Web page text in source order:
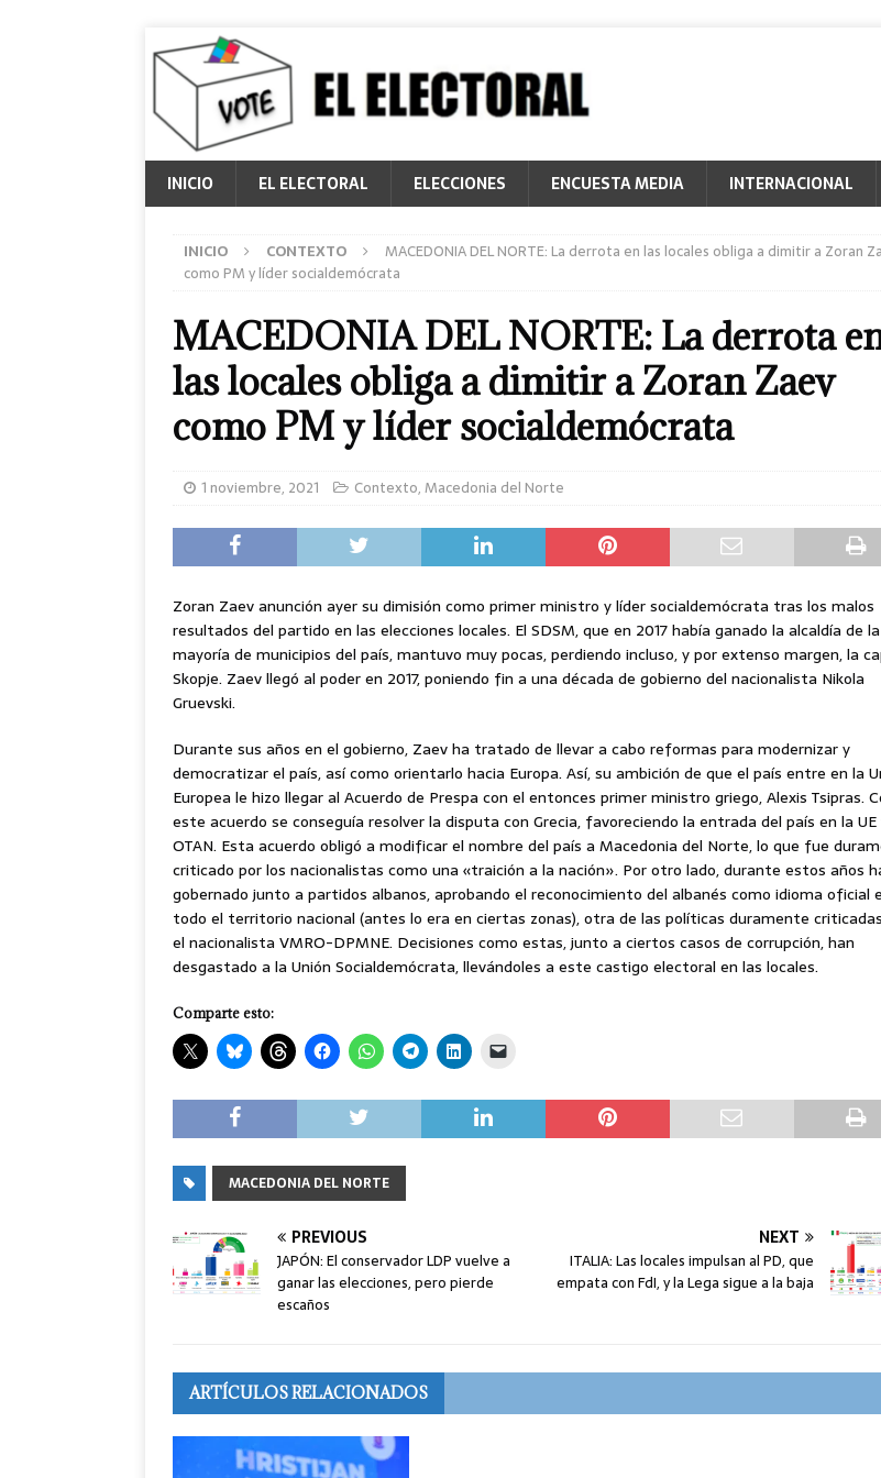
INICIO EL ELECTORAL ELECCIONES ENCUESTA MEDIA INTERNACIONAL
INICIO CONTEXTO
MACEDONIA DEL NORTE: La derrota en las locales obliga a dimitir a Zoran
como PM y líder socialdemócrata
MACEDONIA DEL NORTE: La derrota
las locales obliga a dimitir a Zoran Zaev
como PM y líder socialdemócrata
1 noviembre, 2021 Contexto,Macedonia del Norte
Zoran Zaev anunción ayer su dimisión como primer ministro y líder socialdemócrata tras los malos
resultados del partido en las elecciones locales. El SDSM, que en 2017 había ganado la alcaldía de la
mayoría de municipios del país, mantuvo muy pocas, perdiendo incluso, y por extenso margen, la
Skopje. Zaev llegó al poder en 2017, poniendo fin a una década de gobierno del nacionalista Nikola
Gruevski.
Durante sus años en el gobierno, Zaev ha tratado de llevar a cabo reformas para modernizar y
democratizar el país, así como orientarlo hacia Europa. Así, su ambición de que el país entre en la
Europea le hizo llegar al Acuerdo de Prespa con el entonces primer ministro griego, Alexis Tsipras.
este acuerdo se conseguía resolver la disputa con Grecia, favoreciendo la entrada del país en la UE
OTAN. Esta acuerdo obligó a modificar el nombre del país a Macedonia del Norte, lo que fue
criticado por los nacionalistas como una «traición a la nación». Por otro lado, durante estos años
gobernado junto a partidos albanos, aprobando el reconocimiento del albanés como idioma oficial
todo el territorio nacional (antes lo era en ciertas zonas), otra de las políticas duramente
el nacionalista VMRO-DPMNE. Decisiones como estas, junto a ciertos casos de corrupción, han
desgastado a la Unión Socialdemócrata, llevándoles a este castigo electoral en las locales.
Comparte esto:
MACEDONIA DEL NORTE
PREVIOUS
JAPÓN: El conservador LDP vuelve a
ganar las elecciones, pero pierde
escaños
NEXT
ITALIA: Las locales impulsan al PD, que
empata con FdI, y la Lega sigue a la baja
ARTÍCULOS RELACIONADOS